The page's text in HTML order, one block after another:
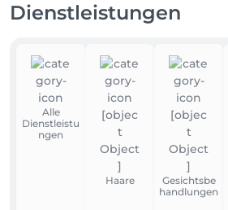
Dienstleistungen
Alle
Dienstleistu
ngen
Haare
Gesichtsbe
handlungen